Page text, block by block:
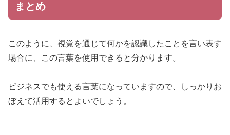
まとめ
このように、視覚を通じて何かを認識したことを言い表す
場合に、この言葉を使用できると分かります。
ビジネスでも使える言葉になっていますので、しっかりお
ぼえて活用するとよいでしょう。